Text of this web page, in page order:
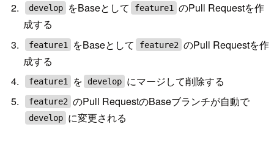
develop をBaseとして feature1
のPull Requestを作
成する
feature1 をBaseとして feature2 のPull Requestを作
成する
feature1 を develop にマージして削除する
feature2 のPull RequestのBaseブランチが自動で
develop に変更される